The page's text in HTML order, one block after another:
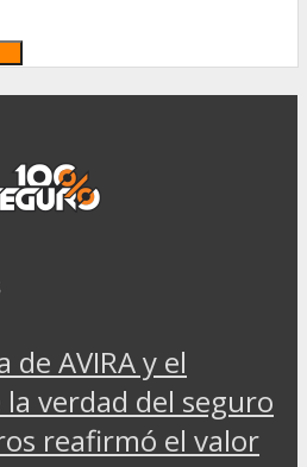
de AVIRA y el
verdad del seguro
reafirmó el valor